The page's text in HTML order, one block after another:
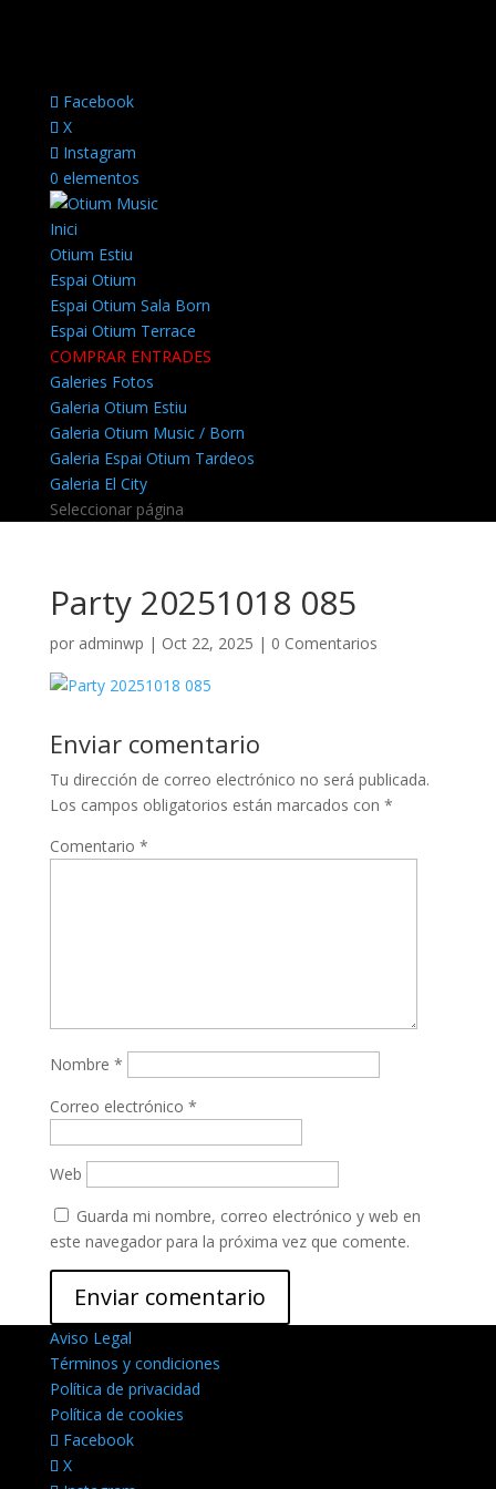
Facebook
X
Instagram
0 elementos
Inici
Otium Estiu
Espai Otium
Espai Otium Sala Born
Espai Otium Terrace
COMPRAR ENTRADES
Galeries Fotos
Galeria Otium Estiu
Galeria Otium Music / Born
Galeria Espai Otium Tardeos
Galeria El City
Seleccionar página
Party 20251018 085
por adminwp | Oct 22, 2025 | 0 Comentarios
Enviar comentario
Tu dirección de correo electrónico no será publicada.
Los campos obligatorios están marcados con *
Comentario *
Nombre *
Correo electrónico *
Web
Guarda mi nombre, correo electrónico y web en
este navegador para la próxima vez que comente.
Aviso Legal
Términos y condiciones
Política de privacidad
Política de cookies
Facebook
X